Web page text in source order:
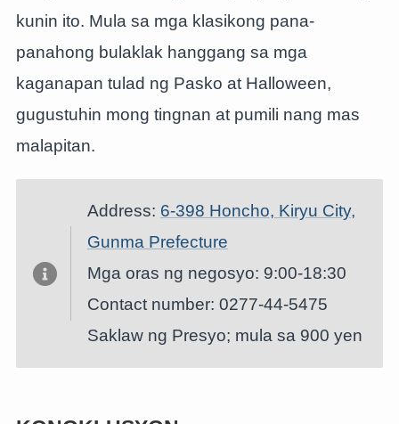
kunin ito. Mula sa mga klasikong pana-
panahong bulaklak hanggang sa mga
kaganapan tulad ng Pasko at Halloween,
gugustuhin mong tingnan at pumili nang mas
malapitan.
Address: 6-398 Honcho, Kiryu City,
Gunma Prefecture
Mga oras ng negosyo: 9:00-18:30
Contact number: 0277-44-5475
Saklaw ng Presyo; mula sa 900 yen